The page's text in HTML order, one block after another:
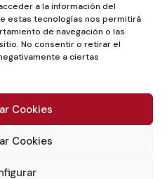
a la información del
estas tecnologías nos permitirá
de navegación o las
No consentir o retirar el
a ciertas
Cookies
Cookies
Moderno en la
Vinícola de Rioja